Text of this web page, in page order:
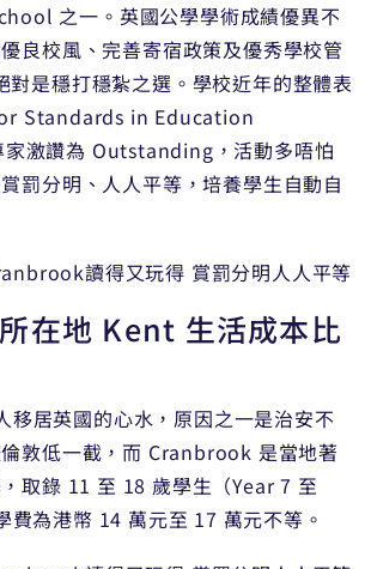
之一。英國公學學術成績優異不
良校風、完善寄宿政策及優秀學校管
是穩打穩紮之選。學校近年的整體表
Standards in Education
家激讚為 Outstanding，活動多唔怕
罰分明、人人平等，培養學生自動自
在地 Kent 生活成本比
移居英國的心水，原因之一是治安不
敦低一截，而 Cranbrook 是當地著
取錄 11 至 18 歲學生（Year 7 至
費為港幣 14 萬元至 17 萬元不等。